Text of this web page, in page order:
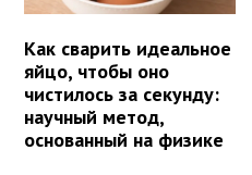
Как сварить идеальное
яйцо, чтобы оно
чистилось за секунду:
научный метод,
основанный на физике